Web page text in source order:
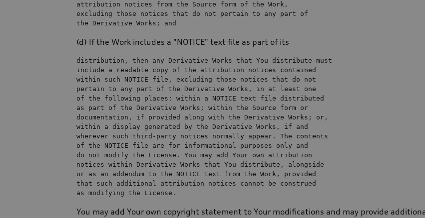
attribution notices from the Source form of the Work,
excluding those notices that do not pertain to any part of
the Derivative Works; and
(d) If the Work includes a "NOTICE" text file as part of its
distribution, then any
include
a readable copy of the
within such NOTICE file , excluding those notices that do
not
pertain to any part of the Derivative Works, in at least one
of
the following places: within a NOTICE text file
as part of the Derivative Works; within the Source form or
documentation, if provided along with the Derivative Works; or
within
a display generated by the Derivative Works, if
and
wherever such third
of
the NOTICE file are for informational purposes only and
do
not modify the License. You may add
Your own attribution
notices within
or as an addendum to the NOTICE text from the Work, provided
as modifying the
You may add Your own copyright statement to Your modifications and may provide